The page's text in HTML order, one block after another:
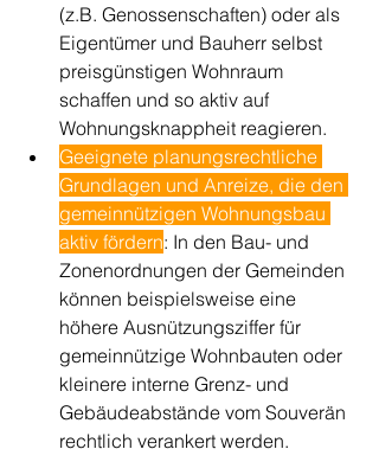
(z.B. Genossenschaften) oder als
Eigentümer und Bauherr selbst
preisgünstigen Wohnraum
schaffen und so aktiv auf
Wohnungsknappheit reagieren.
Geeignete planungsrechtliche
Grundlagen und Anreize, die den
gemeinnützigen Wohnungsbau
aktiv fördern: In den Bau- und
Zonenordnungen der Gemeinden
können beispielsweise eine
höhere Ausnützungsziffer für
gemeinnützige Wohnbauten oder
kleinere interne Grenz- und
Gebäudeabstände vom Souverän
rechtlich verankert werden.